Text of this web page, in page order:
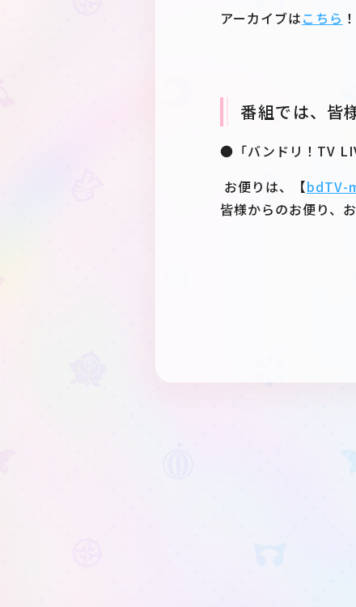
アーカイブはこちら ！
番組では、皆
●「バンドリ！TV
お便りは、【bdTV-
皆様からのお便り、